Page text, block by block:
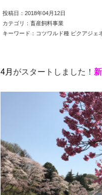
投稿日：2018年04月12日
カテゴリ：畜産飼料事業
キーワード：コツワルド種 ピクアジェ
4月 がスタートしました！